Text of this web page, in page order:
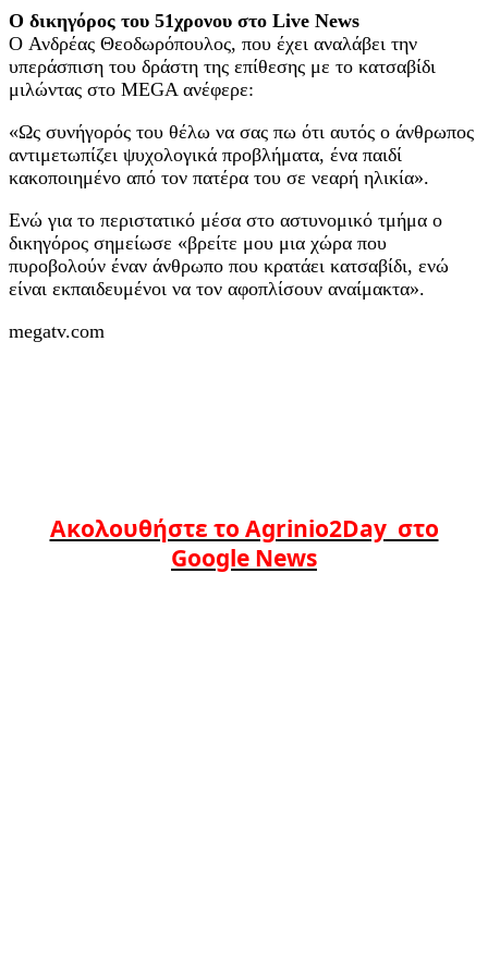
Ο δικηγόρος του 51χρονου στο Live News
O Ανδρέας Θεοδωρόπουλος, που έχει αναλάβει την
υπεράσπιση του δράστη της επίθεσης με το κατσαβίδι
μιλώντας στο MEGA ανέφερε:
«Ως συνήγορός του θέλω να σας πω ότι αυτός ο άνθρωπος
αντιμετωπίζει ψυχολογικά προβλήματα, ένα παιδί
κακοποιημένο από τον πατέρα του σε νεαρή ηλικία».
Ενώ για το περιστατικό μέσα στο αστυνομικό τμήμα ο
δικηγόρος σημείωσε «βρείτε μου μια χώρα που
πυροβολούν έναν άνθρωπο που κρατάει κατσαβίδι, ενώ
είναι εκπαιδευμένοι να τον αφοπλίσουν αναίμακτα».
megatv.com
Ακολουθήστε το Agrinio2Day στο
Google News